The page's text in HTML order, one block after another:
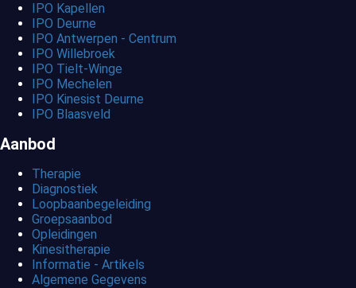
IPO Kapellen
IPO Deurne
IPO Antwerpen - Centrum
IPO Willebroek
IPO Tielt-Winge
IPO Mechelen
IPO Kinesist Deurne
IPO Blaasveld
Aanbod
Therapie
Diagnostiek
Loopbaanbegeleiding
Groepsaanbod
Opleidingen
Kinesitherapie
Informatie - Artikels
Algemene Gegevens